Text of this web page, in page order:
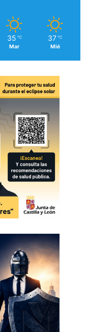
35 ℃
Mar
37 ℃
Mié